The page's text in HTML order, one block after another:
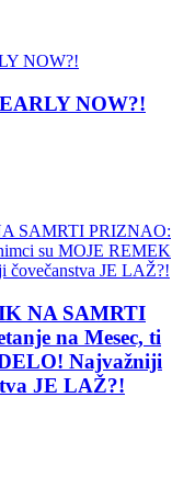
NOW?!
NA SAMRTI
na Mesec, ti
Najvažniji
JE LAŽ?!